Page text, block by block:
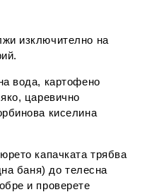
изключително на
вода, картофено
царевично
киселина
капачката трябва
баня) до телесна
и проверете